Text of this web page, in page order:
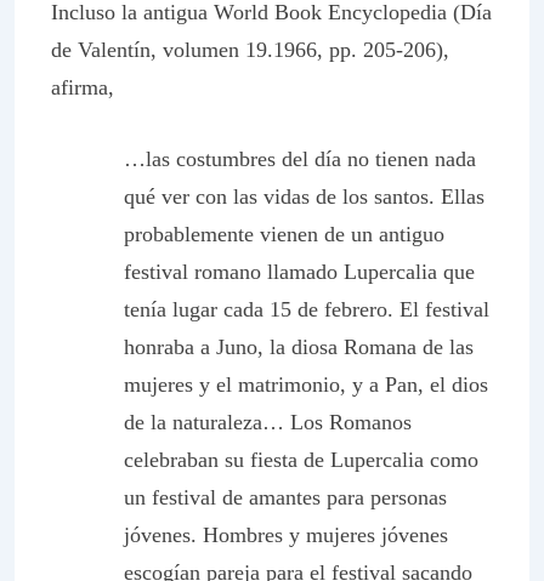
Incluso la antigua World Book Encyclopedia (Día
de Valentín, volumen 19.1966, pp. 205-206),
afirma,
…las costumbres del día no tienen nada
qué ver con las vidas de los santos. Ellas
probablemente vienen de un antiguo
festival romano llamado Lupercalia que
tenía lugar cada 15 de febrero. El festival
honraba a Juno, la diosa Romana de las
mujeres y el matrimonio, y a Pan, el dios
de la naturaleza… Los Romanos
celebraban su fiesta de Lupercalia como
un festival de amantes para personas
jóvenes. Hombres y mujeres jóvenes
escogían pareja para el festival sacando